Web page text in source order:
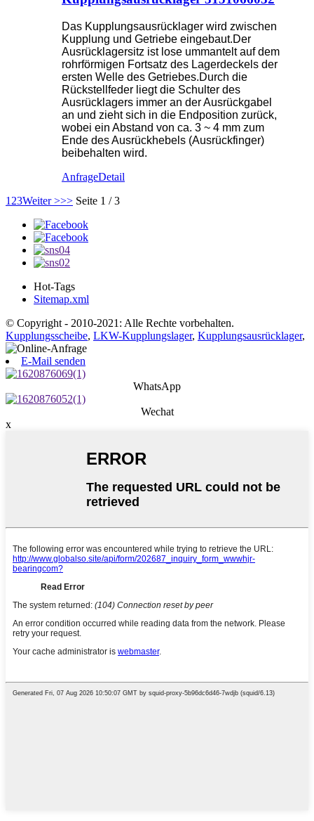
Das Kupplungsausrücklager wird zwischen
Kupplung und Getriebe eingebaut.Der
Ausrücklagersitz ist lose ummantelt auf dem
rohrförmigen Fortsatz des Lagerdeckels der
ersten Welle des Getriebes.Durch die
Rückstellfeder liegt die Schulter des
Ausrücklagers immer an der Ausrückgabel
an und zieht sich in die Endposition zurück,
wobei ein Abstand von ca. 3 ~ 4 mm zum
Ende des Ausrückhebels (Ausrückfinger)
beibehalten wird.
AnfrageDetail
1 23Weiter >>> Seite 1 / 3
Hot-Tags
Sitemap.xml
© Copyright - 2010-2021: Alle Rechte vorbehalten.
Kupplungsscheibe, LKW-Kupplungslager, Kupplungsausrücklager,
E-Mail senden
WhatsApp
Wechat
x